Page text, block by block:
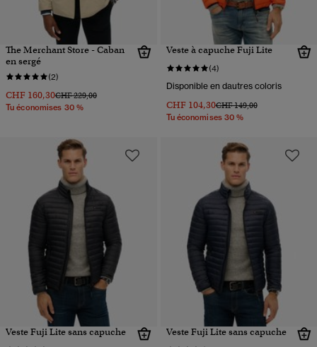
The Merchant Store - Caban
en sergé
(2)
CHF 160,30Prix réduit de
CHF 229,00à
Tu économises 30 %
Veste à capuche Fuji Lite
(4)
Disponible en dautres coloris
CHF 104,30Prix réduit de
CHF 149,00à
Tu économises 30 %
Veste Fuji Lite sans capuche Veste Fuji Lite sans capuche